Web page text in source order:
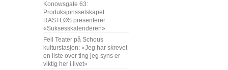
Konowsgate 63:
Produksjonsselskapet
RASTLØS presenterer
«Suksesskalenderen»
Feil Teater på Schous
kulturstasjon: «Jeg har skrevet
en liste over ting jeg syns er
viktig her i livet»